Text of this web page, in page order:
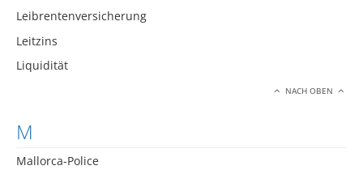
Leibrentenversicherung
Leitzins
Liquidität
NACH OBEN
M
Mallorca-Police